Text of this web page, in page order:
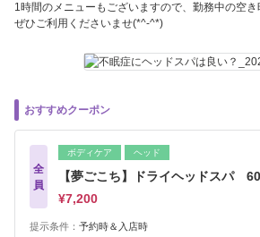
1時間のメニューもございますので、勤務中の空
ぜひご利用くださいませ(*^-^*)
おすすめクーポン
全
員
ボディケア ヘッド
【夢ごこち】ドライヘッドスパ
¥7,200
提示条件： 予約時＆入店時